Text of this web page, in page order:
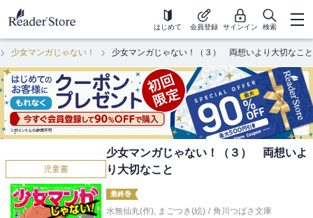
はじめて 会員登録 サインイン 検索
少女マンガじゃない！ 少女マンガじゃない！（３） 両想いより大切なこと
児童書
少女マンガじゃない！（３） 両想いよ
り大切なこと
最終巻
水無仙丸(作), まごつき(絵) / 角川つばさ文庫